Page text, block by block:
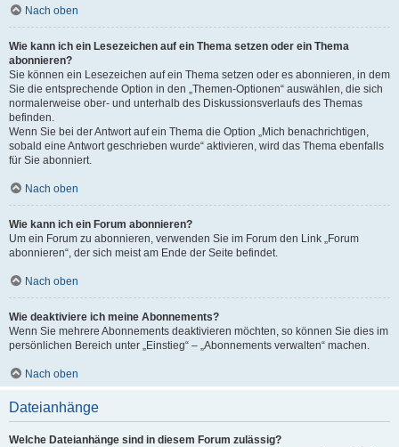
Nach oben
Wie kann ich ein Lesezeichen auf ein Thema setzen oder ein Thema
abonnieren?
Sie können ein Lesezeichen auf ein Thema setzen oder es abonnieren, in dem
Sie die entsprechende Option in den „Themen-Optionen“ auswählen, die sich
normalerweise ober- und unterhalb des Diskussionsverlaufs des Themas
befinden.
Wenn Sie bei der Antwort auf ein Thema die Option „Mich benachrichtigen,
sobald eine Antwort geschrieben wurde“ aktivieren, wird das Thema ebenfalls
für Sie abonniert.
Nach oben
Wie kann ich ein Forum abonnieren?
Um ein Forum zu abonnieren, verwenden Sie im Forum den Link „Forum
abonnieren“, der sich meist am Ende der Seite befindet.
Nach oben
Wie deaktiviere ich meine Abonnements?
Wenn Sie mehrere Abonnements deaktivieren möchten, so können Sie dies im
persönlichen Bereich unter „Einstieg“ – „Abonnements verwalten“ machen.
Nach oben
Dateianhänge
Welche Dateianhänge sind in diesem Forum zulässig?